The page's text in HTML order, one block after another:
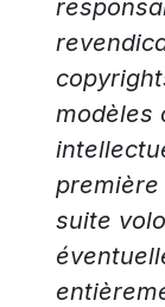
modèles
suite